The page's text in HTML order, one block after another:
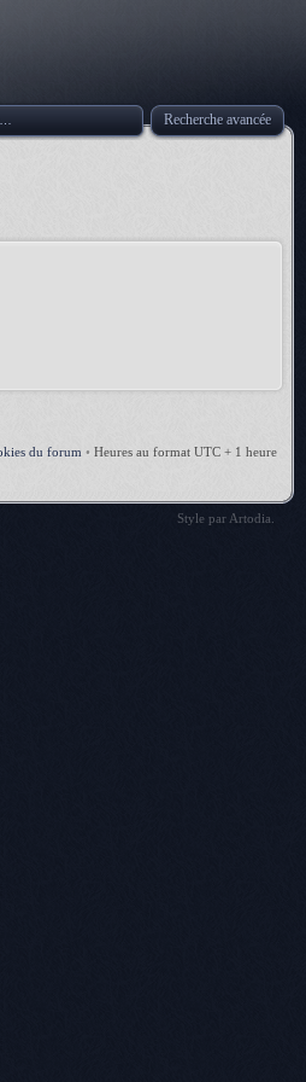
Recherche avancée
du forum • Heures au format UTC + 1 heure
Style par Artodia